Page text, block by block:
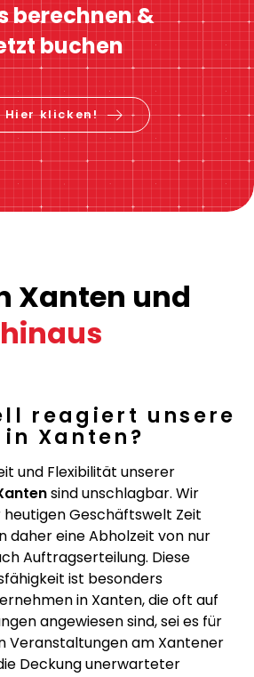
berechnen &
buchen
Hier klicken!
Xanten und
reagiert unsere
Xanten?
und Flexibilität unserer
sind unschlagbar. Wir
heutigen Geschäftswelt Zeit
daher eine Abholzeit von nur
Auftragserteilung. Diese
ist besonders
in Xanten, die oft auf
angewiesen sind, sei es für
Veranstaltungen am Xantener
Deckung unerwarteter